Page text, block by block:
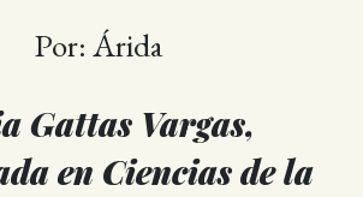
Por: Árida
Gattas Vargas,
en Ciencias de la